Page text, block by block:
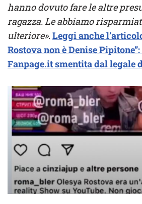
hanno dovuto fare le altre
ragazza. Le abbiamo
ulteriore». Leggi anche
Rostova non è Denise
Fanpage.it smentita dal legale